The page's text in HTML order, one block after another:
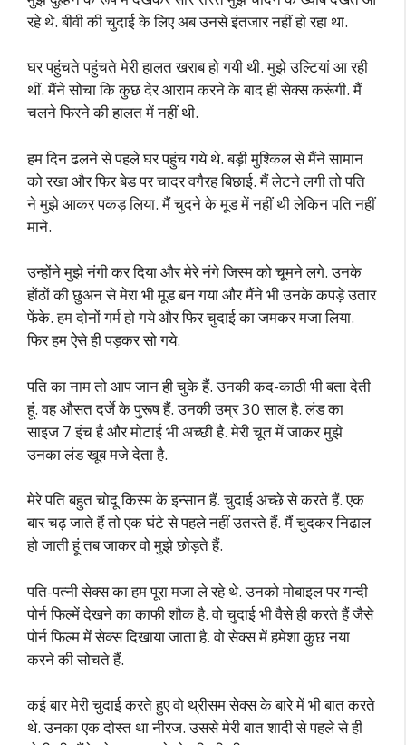
रहे थे. बीवी की चुदाई के लिए अब उनसे इंतजार नहीं हो रहा था.
घर पहुंचते पहुंचते मेरी हालत खराब हो गयी थी. मुझे उल्टियां आ रही
थीं. मैंने सोचा कि कुछ देर आराम करने के बाद ही सेक्स करूंगी. मैं
चलने फिरने की हालत में नहीं थी.
हम दिन ढलने से पहले घर पहुंच गये थे. बड़ी मुश्किल से मैंने सामान
को रखा और फिर बेड पर चादर वगैरह बिछाई. मैं लेटने लगी तो पति
ने मुझे आकर पकड़ लिया. मैं चुदने के मूड में नहीं थी लेकिन पति नहीं
माने.
उन्होंने मुझे नंगी कर दिया और मेरे नंगे जिस्म को चूमने लगे. उनके
होंठों की छुअन से मेरा भी मूड बन गया और मैंने भी उनके कपड़े उतार
फेंके. हम दोनों गर्म हो गये और फिर चुदाई का जमकर मजा लिया.
फिर हम ऐसे ही पड़कर सो गये.
पति का नाम तो आप जान ही चुके हैं. उनकी कद-काठी भी बता देती
हूं. वह औसत दर्जे के पुरूष हैं. उनकी उम्र 30 साल है. लंड का
साइज 7 इंच है और मोटाई भी अच्छी है. मेरी चूत में जाकर मुझे
उनका लंड खूब मजे देता है.
मेरे पति बहुत चोदू किस्म के इन्सान हैं. चुदाई अच्छे से करते हैं. एक
बार चढ़ जाते हैं तो एक घंटे से पहले नहीं उतरते हैं. मैं चुदकर निढाल
हो जाती हूं तब जाकर वो मुझे छोड़ते हैं.
पति-पत्नी सेक्स का हम पूरा मजा ले रहे थे. उनको मोबाइल पर गन्दी
पोर्न फिल्में देखने का काफी शौक है. वो चुदाई भी वैसे ही करते हैं जैसे
पोर्न फिल्म में सेक्स दिखाया जाता है. वो सेक्स में हमेशा कुछ नया
करने की सोचते हैं.
कई बार मेरी चुदाई करते हुए वो थ्रीसम सेक्स के बारे में भी बात करते
थे. उनका एक दोस्त था नीरज. उससे मेरी बात शादी से पहले से ही